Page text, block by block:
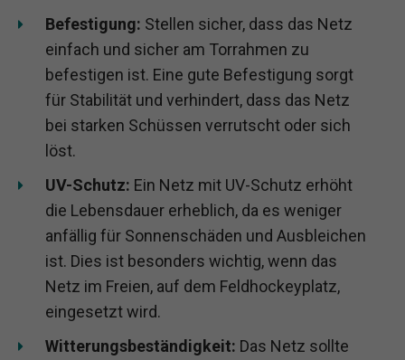
Befestigung: Stellen sicher, dass das Netz
einfach und sicher am Torrahmen zu
befestigen ist. Eine gute Befestigung sorgt
für Stabilität und verhindert, dass das Netz
bei starken Schüssen verrutscht oder sich
löst.
UV-Schutz: Ein Netz mit UV-Schutz erhöht
die Lebensdauer erheblich, da es weniger
anfällig für Sonnenschäden und Ausbleichen
ist. Dies ist besonders wichtig, wenn das
Netz im Freien, auf dem Feldhockeyplatz,
eingesetzt wird.
Witterungsbeständigkeit: Das Netz sollte